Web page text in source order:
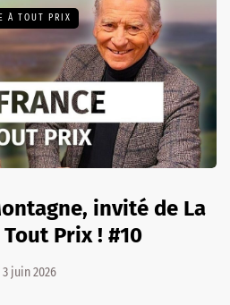
À TOUT PRIX
invité de La
Tout Prix ! #10
3 juin 2026